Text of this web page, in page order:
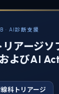
· AI診断支援
アージソ
よびAI
科トリアージ